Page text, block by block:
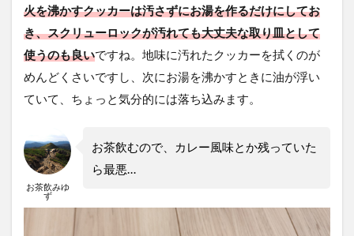
火を沸かすクッカーは汚さずにお湯を作るだけにしてお
き、スクリューロックが汚れても大丈夫な取り皿として
使うのも良いですね。地味に汚れたクッカーを拭くのが
めんどくさいですし、次にお湯を沸かすときに油が浮い
ていて、ちょっと気分的には落ち込みます。
お茶飲みゆ
ず
お茶飲むので、カレー風味とか残っていた
ら最悪…